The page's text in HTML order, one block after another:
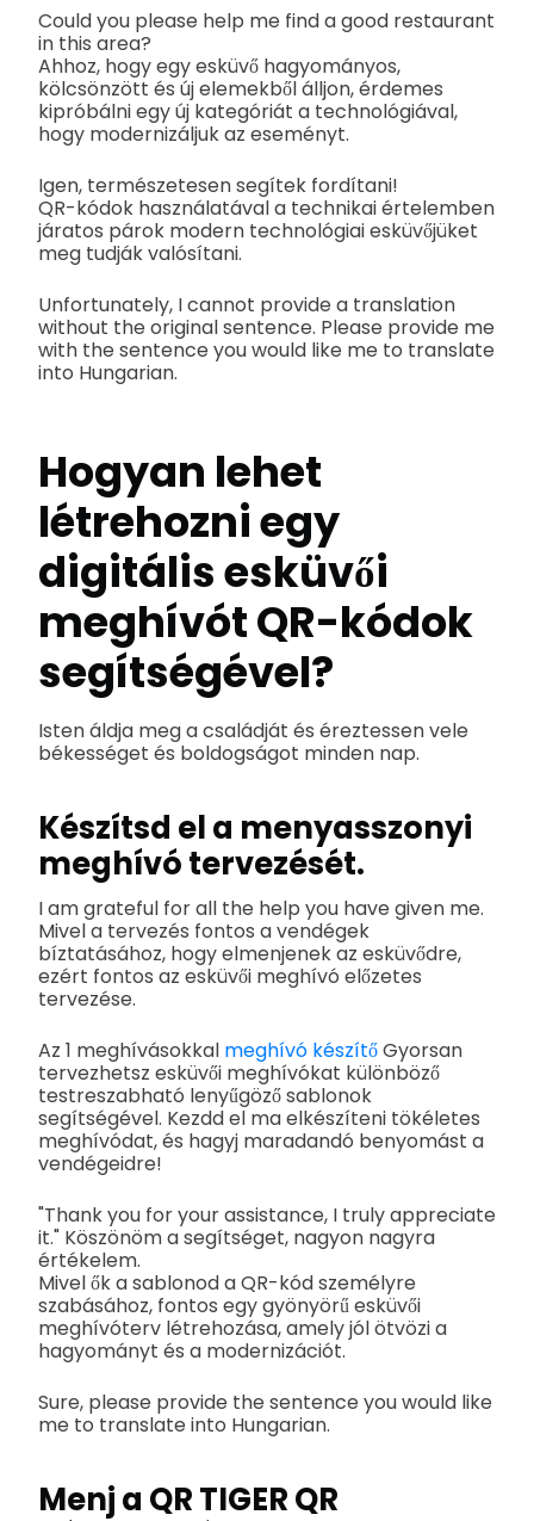
Could you please help me find a good restaurant
in this area?
Ahhoz, hogy egy esküvő hagyományos,
kölcsönzött és új elemekből álljon, érdemes
kipróbálni egy új kategóriát a technológiával,
hogy modernizáljuk az eseményt.
Igen, természetesen segítek fordítani!
QR-kódok használatával a technikai értelemben
járatos párok modern technológiai esküvőjüket
meg tudják valósítani.
Unfortunately, I cannot provide a translation
without the original sentence. Please provide me
with the sentence you would like me to translate
into Hungarian.
Hogyan lehet
létrehozni egy
digitális esküvői
meghívót QR-kódok
segítségével?
Isten áldja meg a családját és éreztessen vele
békességet és boldogságot minden nap.
Készítsd el a menyasszonyi
meghívó tervezését.
I am grateful for all the help you have given me.
Mivel a tervezés fontos a vendégek
bíztatásához, hogy elmenjenek az esküvődre,
ezért fontos az esküvői meghívó előzetes
tervezése.
Az 1 meghívásokkal meghívó készítőGyorsan
tervezhetsz esküvői meghívókat különböző
testreszabható lenyűgöző sablonok
segítségével. Kezdd el ma elkészíteni tökéletes
meghívódat, és hagyj maradandó benyomást a
vendégeidre!
"Thank you for your assistance, I truly appreciate
it." Köszönöm a segítséget, nagyon nagyra
értékelem.
Mivel ők a sablonod a QR-kód személyre
szabásához, fontos egy gyönyörű esküvői
meghívóterv létrehozása, amely jól ötvözi a
hagyományt és a modernizációt.
Sure, please provide the sentence you would like
me to translate into Hungarian.
Menj a QR TIGER QR